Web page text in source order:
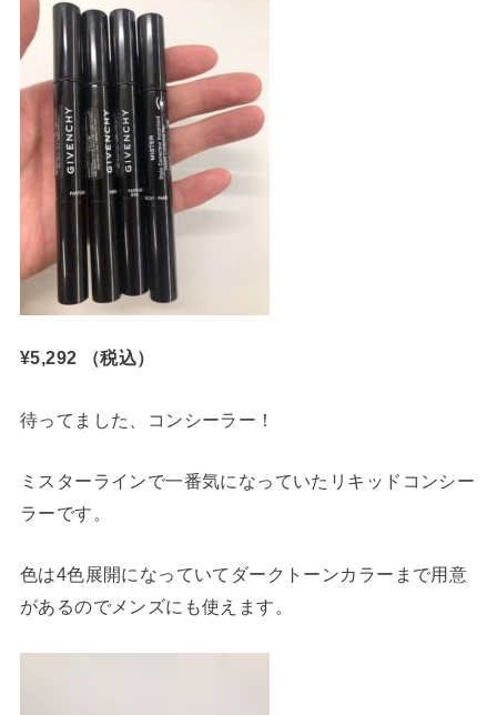
¥5,292 （税込）
待ってました、コンシーラー！
ミスターラインで一番気になっていたリキッドコンシー
ラーです。
色は4色展開になっていてダークトーンカラーまで用意
があるのでメンズにも使えます。